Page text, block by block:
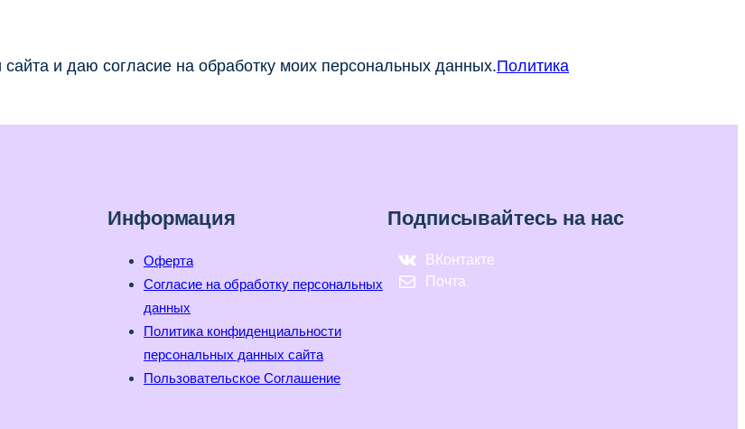
и даю согласие на обработку моих персональных данных.Политика
Информация
Оферта
Согласие на обработку персональных
данных
Политика конфиденциальности
персональных данных сайта
Пользовательское Соглашение
Подписывайтесь на нас
ВКонтакте
Почта